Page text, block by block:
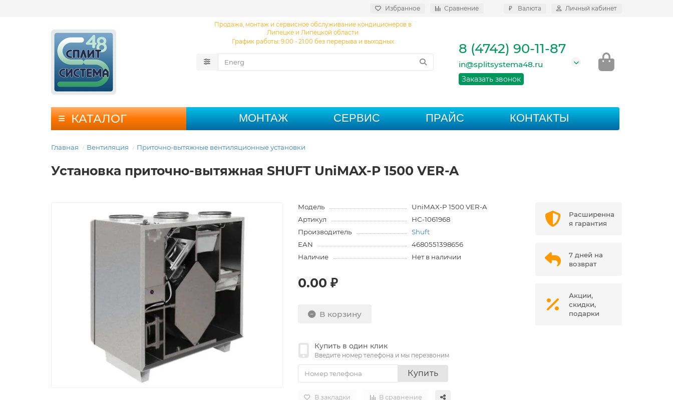
Избранное Сравнение ₽ Валюта Личный кабинет
Продажа, монтаж и сервисное обслуживание кондиционеров в
Липецке и Липецкой области
График работы: 9:00 - 21:00 без перерыва и выходных
8 (4742) 90-11-87
in@splitsystema48.ru
Заказать звонок
КАТАЛОГ МОНТАЖ СЕРВИС ПРАЙС КОНТАКТЫ
Главная Вентиляция Приточно-вытяжные вентиляционные установки
Установка приточно-вытяжная SHUFT UniMAX-P 1500 VER-A
Модель
UniMAX-P 1500 VER-A
Артикул
НС-1061968
Производитель
Shuft
EAN
4680551398656
Наличие
Нет в наличии
0.00 ₽
В корзину
Купить в один клик
Введите номер телефона и мы перезвоним
Купить
В закладки В сравнение
Расширенна
я гарантия
7 дней на
возврат
Акции,
скидки,
подарки